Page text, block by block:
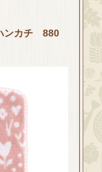
ンカチ 880